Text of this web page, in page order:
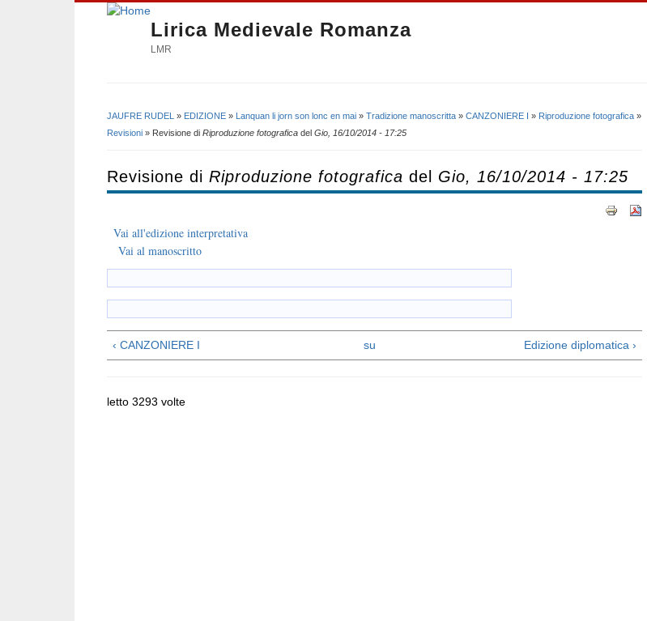
Lirica Medievale Romanza
LMR
Tu sei qui
JAUFRE RUDEL » EDIZIONE » Lanquan li jorn son lonc en mai » Tradizione manoscritta » CANZONIERE I » Riproduzione fotografica »
Revisioni » Revisione di Riproduzione fotografica del Gio, 16/10/2014 - 17:25
Revisione di Riproduzione fotografica del Gio, 16/10/2014 - 17:25
Vai all'edizione interpretativa
Vai al manoscritto
‹ CANZONIERE I su Edizione diplomatica ›
letto 3293 volte